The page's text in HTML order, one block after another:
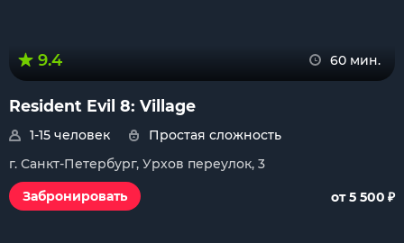
9.4 60 мин.
Resident Evil 8: Village
1-15 человек
Простая сложность
г. Санкт-Петербург, Урхов переулок, 3
Забронировать
от 5 500 ₽